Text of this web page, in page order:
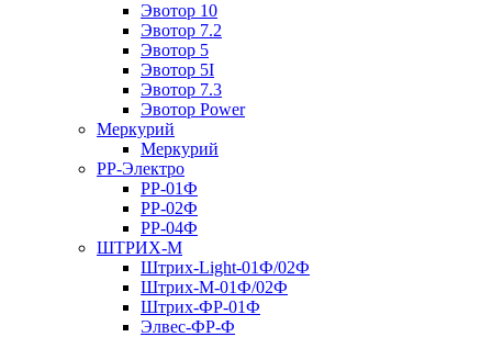
Эвотор 10
Эвотор 7.2
Эвотор 5
Эвотор 5I
Эвотор 7.3
Эвотор Power
Меркурий
Меркурий
РР-Электро
РР-01Ф
РР-02Ф
РР-04Ф
ШТРИХ-М
Штрих-Light-01Ф/02Ф
Штрих-М-01Ф/02Ф
Штрих-ФР-01Ф
Элвес-ФР-Ф